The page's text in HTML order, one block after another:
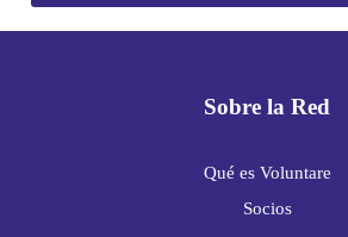
Sobre la Red
Qué es Voluntare
Socios